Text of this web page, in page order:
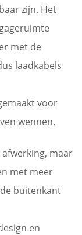
zijn. Het
met de
laadkabels
voor
wennen.
maar
met meer
buitenkant
en